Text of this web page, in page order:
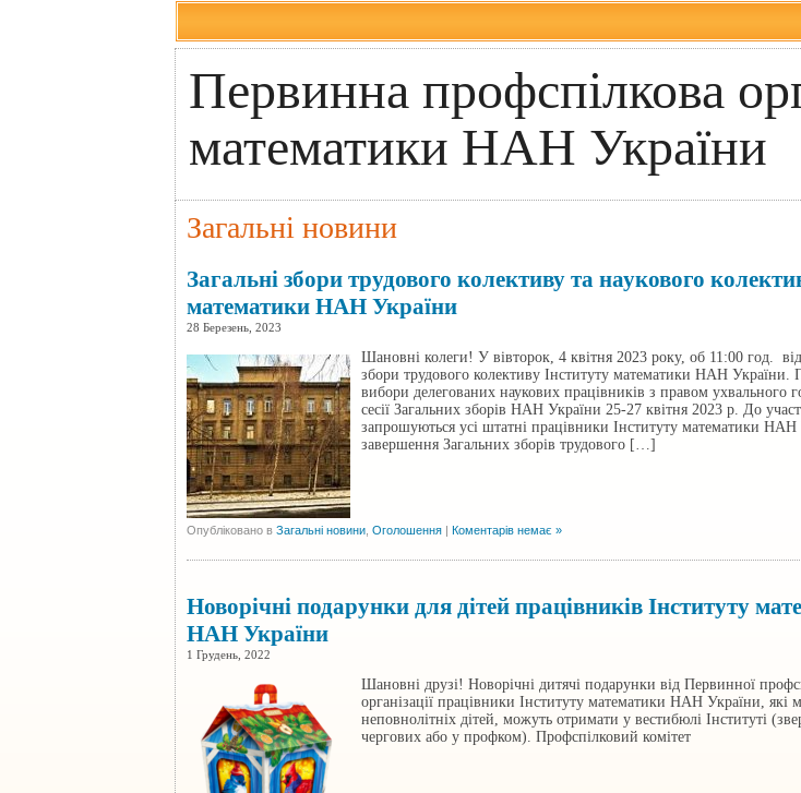
Первинна профспілкова
математики НАН України
Загальні новини
Загальні збори трудового колективу та наукового
математики НАН України
28 Березень, 2023
Шановні колеги! У вівторок, 4 квітня 2023 року, об 11:00 год.
збори трудового колективу Інституту математики НАН України.
вибори делегованих наукових працівників з правом ухвального
сесії Загальних зборів НАН України 25-27 квітня 2023 р. До
запрошуються усі штатні працівники Інституту математики НАН
завершення Загальних зборів трудового […]
Опубліковано в Загальні новини Оголошення | Коментарів немає »
Новорічні подарунки для дітей працівників Інституту
НАН України
1 Грудень, 2022
Шановні друзі! Новорічні дитячі подарунки від Первинної
організації працівники Інституту математики НАН України, які
неповнолітніх дітей, можуть отримати у вестибюлі Інституті
чергових або у профком). Профспілковий комітет